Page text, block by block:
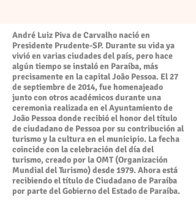
André Luiz Piva de Carvalho nació en
Presidente Prudente-SP. Durante su vida ya
vivió en varias ciudades del país, pero hace
algún tiempo se instaló en Paraíba, más
precisamente en la capital João Pessoa. El 27
de septiembre de 2014, fue homenajeado
junto con otros académicos durante una
ceremonia realizada en el Ayuntamiento de
João Pessoa donde recibió el honor del título
de ciudadano de Pessoa por su contribución al
turismo y la cultura en el municipio. La fecha
coincide con la celebración del día del
turismo, creado por la OMT (Organización
Mundial del Turismo) desde 1979. Ahora está
recibiendo el título de Ciudadano de Paraíba
por parte del Gobierno del Estado de Paraíba.